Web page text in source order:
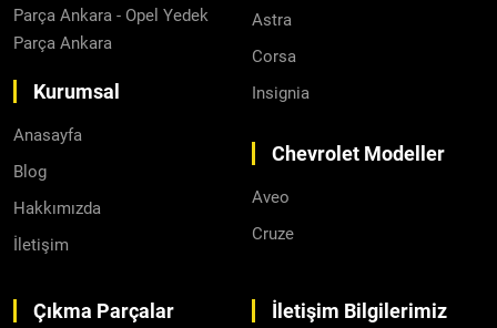
Parça Ankara - Opel Yedek
Parça Ankara
Kurumsal
Anasayfa
Blog
Hakkımızda
İletişim
Astra
Corsa
Insignia
Chevrolet Modeller
Aveo
Cruze
Çıkma Parçalar İletişim Bilgilerimiz